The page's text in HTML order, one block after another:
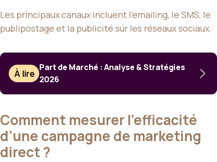
Les principaux canaux incluent l’emailing, le SMS, le
publipostage et la publicité sur les réseaux sociaux.
À lire
Part de Marché : Analyse & Stratégies
2026
Comment mesurer l’efficacité
d’une campagne de marketing
direct ?